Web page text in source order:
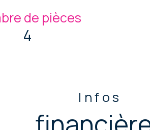
de pièces
4
Infos